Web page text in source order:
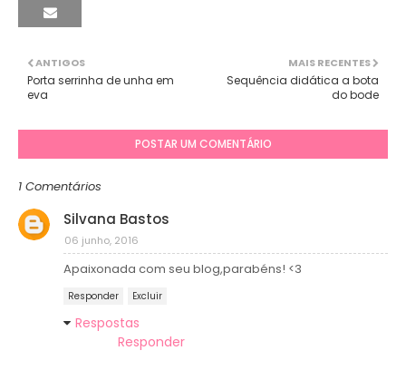
MAIS RECENTES
Sequência didática a bota
do bode
ANTIGOS
Porta serrinha de unha em
eva
POSTAR UM COMENTÁRIO
1 Comentários
Silvana Bastos
06 junho, 2016
Apaixonada com seu blog,parabéns! <3
Responder Excluir
Respostas
Responder